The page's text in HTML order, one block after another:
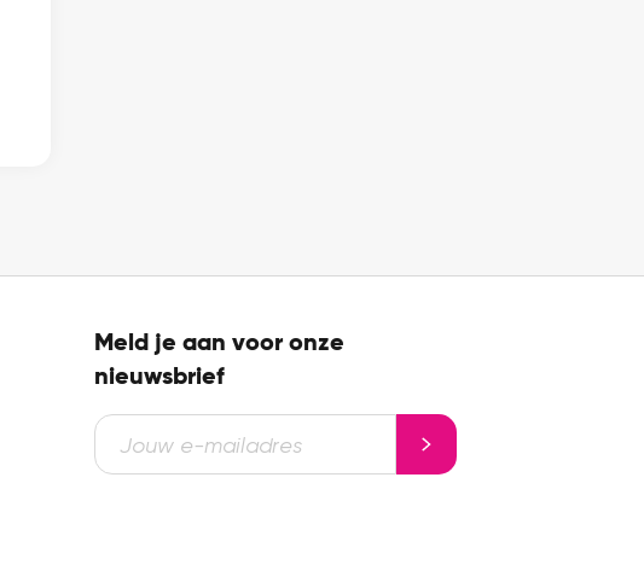
Meld je aan voor onze
nieuwsbrief